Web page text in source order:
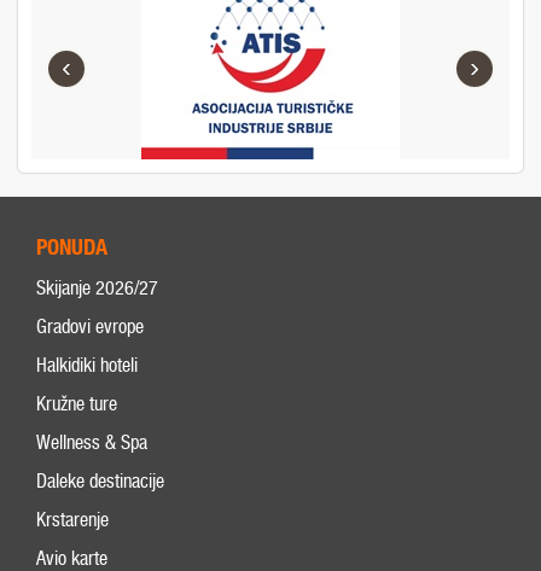
‹ ›
PONUDA
Skijanje 2026/27
Gradovi evrope
Halkidiki hoteli
Kružne ture
Wellness & Spa
Daleke destinacije
Krstarenje
Avio karte